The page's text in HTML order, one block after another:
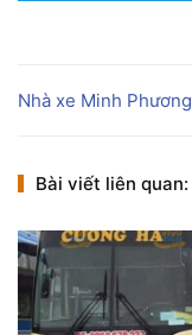
Nhà xe Minh Phương
Bài viết liên quan: